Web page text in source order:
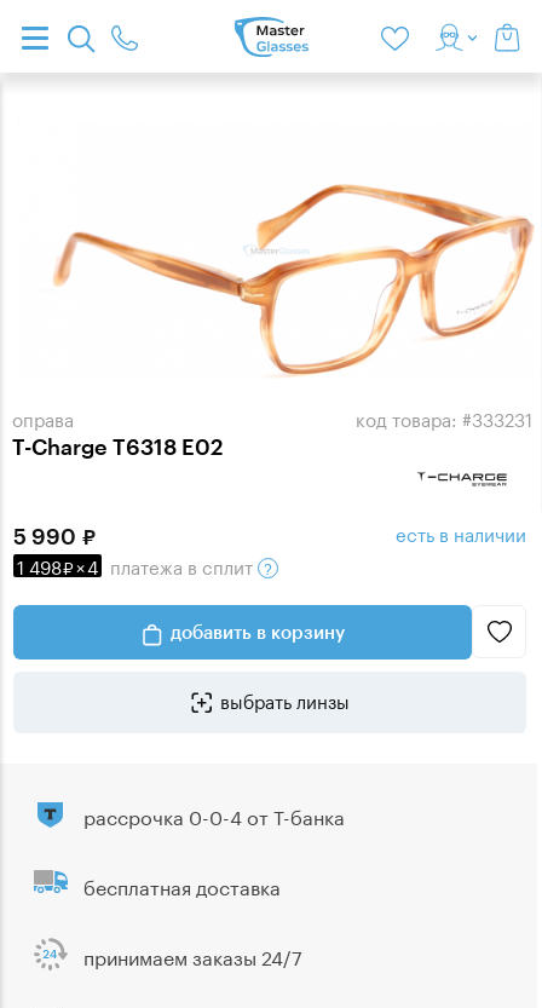
оправа
T-Charge T6318 E02
код товара: #333231
5 990
1 498 ×4 платежа в сплит
есть в наличии
добавить в корзину
выбрать линзы
рассрочка 0-0-4 от Т-банка
бесплатная доставка
принимаем заказы 24/7